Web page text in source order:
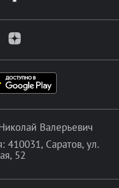
Валерьевич
410031, Саратов, ул.
52